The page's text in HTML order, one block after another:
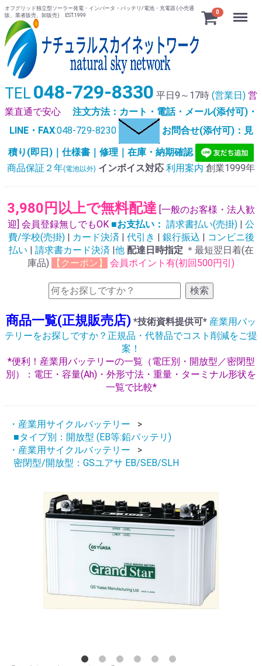
オフグリッド独立型ソーラー発電・インバータ・バッテリ/電池・充電器 (小売通
販、業者販売、卸販売) EST.1999
0 Menu
TEL 048-729-8330 平日9～17時 (営業日) 営
業直通で安心
注文方法：カート・電話・メール(添付可)・
LINE・FAX:048-729-8230
お問合せ(添付可)：見
積り(即日)｜仕様書｜修理｜在庫・納期確認
商品保証２年(電池以外) インボイス対応 利用案内 創業1999年
3,980円以上で無料配達 [一般のお客様・法人歓
迎] 会員登録無しでもOK ■お支払い： 請求書払い(売掛) | 公
費/学校(売掛) | カード決済 | 代引き | 銀行振込 | コンビニ後
払い | 請求書カード決済 |他 配達日時指定 ＊最短翌日着(在
庫品)
【クーポン】 会員ポイント有(初回500円引)
検索
商品一覧(正規販売店) *技術資料提供可* 産業用バッ
テリーをお探しですか？正規品・代替品でコスト削減をご提
案！
*便利！産業用バッテリーの一覧（電圧別・開放型／密閉型
別）：電圧・容量(Ah)・外形寸法・重量・ターミナル形状を
一覧で比較*
・産業用サイクルバッテリー
■タイプ別：開放型 (EB等:鉛バッテリ)
・産業用サイクルバッテリー
密閉型/開放型：GSユアサ EB/SEB/SLH